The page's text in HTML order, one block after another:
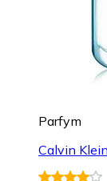
Parfym
Calvin